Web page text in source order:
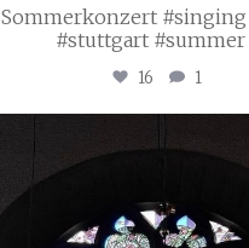
Sommerkonzert
#stuttgart #summer
16 1
Apr. 1